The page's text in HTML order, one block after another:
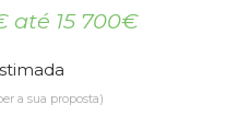
até 15 700€
a sua proposta)